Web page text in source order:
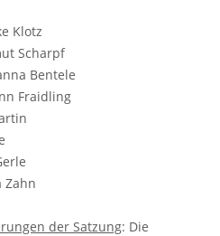
Klotz
Scharpf
Bentele
Fraidling
Zahn
der Satzung: Die